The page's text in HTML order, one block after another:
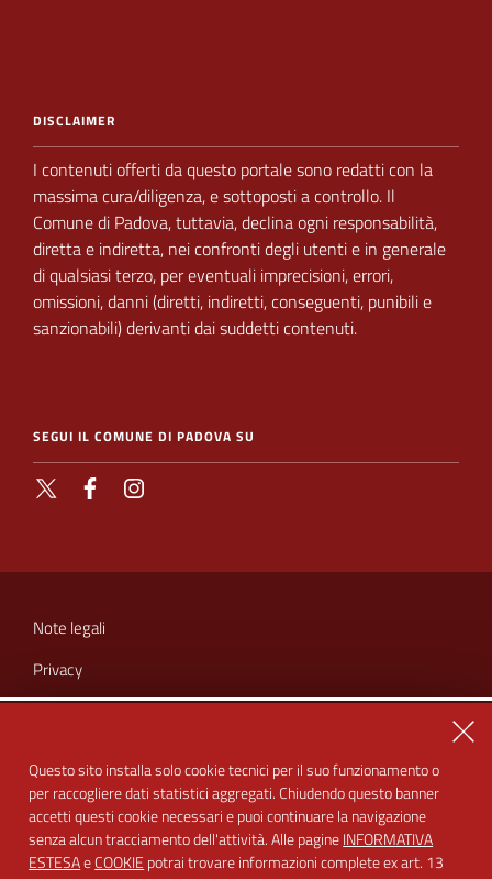
DISCLAIMER
I contenuti offerti da questo portale sono redatti con la
massima cura/diligenza, e sottoposti acontrollo. Il
Comune di Padova,tuttavia, declina ogni responsabilità,
diretta e indiretta, neiconfronti degli utenti e in generale
di qualsiasi terzo, per eventuali imprecisioni, errori,
omissioni, danni (diretti, indiretti, conseguenti, punibili e
sanzionabili) derivanti dai suddetti contenuti.
SEGUI IL COMUNE DI PADOVA SU
Facebook
UTILI
Note legali
Privacy
Cookie
Dichiarazione di accessibilità
Feedback accessibilità
Questo sito installa solo cookie tecnici per il suo funzionamento o
per raccogliere dati statistici aggregati. Chiudendo questo banner
accetti questi cookie necessari e puoi continuare la navigazione
senza alcun tracciamento dell'attività. Alle pagineINFORMATIVA
ESTESAeCOOKIE potrai trovare informazioni complete ex art. 13